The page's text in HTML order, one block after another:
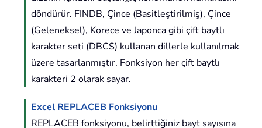
döndürür. FINDB, Çince (Basitleştirilmiş), Çince
(Geleneksel), Korece ve Japonca gibi çift baytlı
karakter seti (DBCS) kullanan dillerle kullanılmak
üzere tasarlanmıştır. Fonksiyon her çift baytlı
karakteri 2 olarak sayar.
Excel REPLACEB Fonksiyonu
REPLACEB fonksiyonu, belirttiğiniz bayt sayısına